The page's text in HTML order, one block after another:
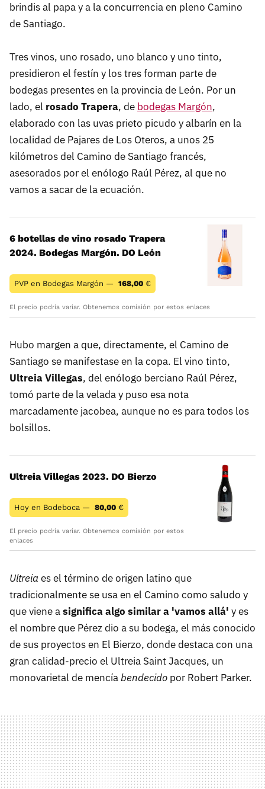
brindis al papa y a la concurrencia en pleno Camino
de Santiago.
Tres vinos, uno rosado, uno blanco y uno tinto,
presidieron el festín y los tres forman parte de
bodegas presentes en la provincia de León. Por un
lado, el rosado Trapera, de bodegas Margón,
elaborado con las uvas prieto picudo y albarín en la
localidad de Pajares de Los Oteros, a unos 25
kilómetros del Camino de Santiago francés,
asesorados por el enólogo Raúl Pérez, al que no
vamos a sacar de la ecuación.
6 botellas de vino rosado Trapera
2024. Bodegas Margón. DO León
PVP en Bodegas Margón — 168,00 €
El precio podría variar. Obtenemos comisión por estos enlaces
Hubo margen a que, directamente, el Camino de
Santiago se manifestase en la copa. El vino tinto,
Ultreia Villegas, del enólogo berciano Raúl Pérez,
tomó parte de la velada y puso esa nota
marcadamente jacobea, aunque no es para todos los
bolsillos.
Ultreia Villegas 2023. DO Bierzo
Hoy en Bodeboca — 80,00 €
El precio podría variar. Obtenemos comisión por estos
enlaces
Ultreia es el término de origen latino que
tradicionalmente se usa en el Camino como saludo y
que viene asignifica algo similar a 'vamos allá' y es
el nombre que Pérez dio a su bodega, el más conocido
de sus proyectos en El Bierzo, donde destaca con una
gran calidad-precio el Ultreia Saint Jacques, un
monovarietal de mencíabendecido por Robert Parker.